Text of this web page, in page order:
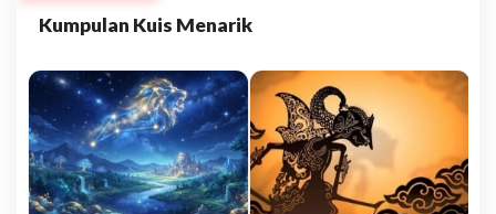
Kumpulan Kuis Menarik